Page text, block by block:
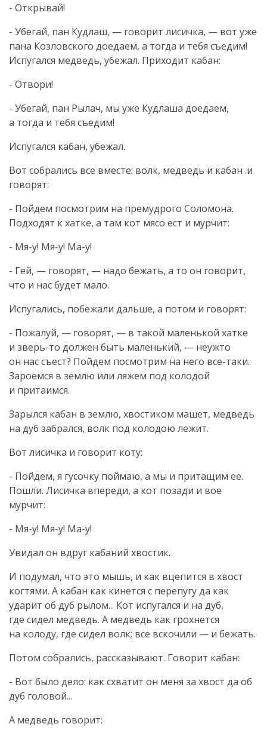
- Открывай!
- Убегай, пан Кудлаш, — говорит лисичка, — вот уже
пана Козловского доедаем, а тогда и тебя съедим!
Испугался медведь, убежал. Приходит кабан:
- Отвори!
- Убегай, пан Рылач, мы уже Кудлаша доедаем,
а тогда и тебя съедим!
Испугался кабан, убежал.
Вот собрались все вместе: волк, медведь и кабан .и
говорят:
- Пойдем посмотрим на премудрого Соломона.
Подходят к хатке, а там кот мясо ест и мурчит:
- Мя-у! Мя-у! Ма-у!
- Гей, — говорят, — надо бежать, а то он говорит,
что и нас будет мало.
Испугались, побежали дальше, а потом и говорят:
- Пожалуй, — говорят, — в такой маленькой хатке
и зверь-то должен быть маленький, — неужто
он нас съест? Пойдем посмотрим на него все-таки.
Зароемся в землю или ляжем под колодой
и притаимся.
Зарылся кабан в землю, хвостиком машет, медведь
на дуб забрался, волк под колодою лежит.
Вот лисичка и говорит коту:
- Пойдем, я гусочку поймаю, а мы и притащим ее.
Пошли. Лисичка впереди, а кот позади и вое
мурчит:
- Мя-у! Мя-у! Ма-у!
Увидал он вдруг кабаний хвостик.
И подумал, что это мышь, и как вцепится в хвост
когтями. А кабан как кинется с перепугу да как
ударит об дуб рылом... Кот испугался и на дуб,
где сидел медведь. А медведь как грохнется
на колоду, где сидел волк; все вскочили — и бежать.
Потом собрались, рассказывают. Говорит кабан:
- Вот было дело: как схватит он меня за хвост да об
дуб головой...
А медведь говорит: